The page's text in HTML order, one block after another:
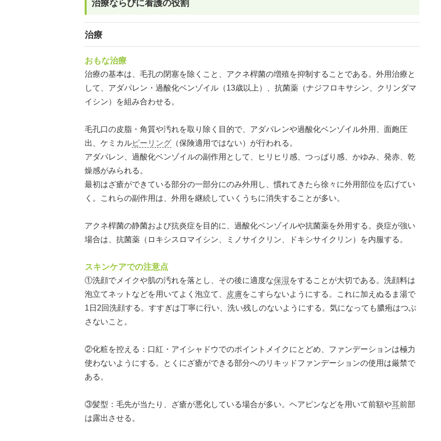
治療ならびに看護の役割
治療
おもな治療
治療の基本は、毛孔の閉塞を除くこと、アクネ桿菌の増殖を抑制することである。外用治療と
して、アダパレン・過酸化ベンゾイル（13歳以上）、抗菌薬（ナジフロキサシン、クリンダマ
イシン）を組み合わせる。
毛孔口の皮脂・角質や汚れを取り除く目的で、アダパレンや過酸化ベンゾイル外用、面皰圧
出、ケミカルピーリング （保険適用ではない）が行われる。
アダパレン、過酸化ベンゾイルの副作用として、ヒリヒリ感、つっぱり感、かゆみ、発赤、乾
燥感がみられる。
最初はざ瘡ができている部分の一部分にのみ外用し、慣れてきたら徐々に外用部位を広げてい
く。これらの副作用は、外用を継続していくうちに消失することが多い。
アクネ桿菌の静菌および抗炎症を目的に、過酸化ベンゾイルや抗菌薬を外用する。炎症が強い
場合は、抗菌薬（ロキシスロマイシン、ミノサイクリン、ドキシサイクリン）を内服する。
スキンケアでの注意点
①洗顔でメイクや肌の汚れを落とし、その後に適度な保湿をすることが大切である。洗顔料は
泡立てネットなどを用いてよく泡立て、
皮膚をこすらないようにする。これに加えぬるま湯で
1日2回洗顔する。すすぎは丁寧に行い、洗い残しのないようにする。気になっても膿疱はつぶ
さないこと。
②化粧を控える：口紅・アイシャドウでのポイントメイクにとどめ、ファンデーションは極力
使わないようにする。とくにざ瘡ができる部分へのリキッドファンデーションの使用は厳禁で
ある。
③髪型：毛先が当たり、ざ瘡が悪化している場合が多い。ヘアピンなどを用いて前額や耳前部
は露出させる。